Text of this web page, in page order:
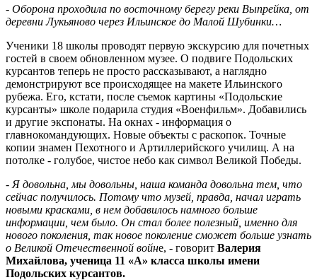
- Оборона проходила по восточному берегу реки Выпрейка, от
деревни Лукьяново через Ильинское до Малой Шубинки…
Ученики 18 школы проводят первую экскурсию для почетных
гостей в своем обновленном музее. О подвиге Подольских
курсантов теперь не просто рассказывают, а наглядно
демонстрируют все происходящее на макете Ильинского
рубежа. Его, кстати, после съемок картины «Подольские
курсанты» школе подарила студия «Военфильм». Добавились
и другие экспонаты. На окнах - информация о
главнокомандующих. Новые объекты с раскопок. Точные
копии знамен Пехотного и Артиллерийского училищ. А на
потолке - голубое, чистое небо как символ Великой Победы.
- Я довольна, мы довольны, наша команда довольна тем, что
сейчас получилось. Потому что музей, правда, начал играть
новыми красками, в нем добавилось намного больше
информации, чем было. Он стал более полезный, именно для
нового поколения, так новое поколение сможет больше узнать
о Великой Отечественной войне, - говорит Валерия
Михайлова, ученица 11 «А» класса школы имени
Подольских курсантов.